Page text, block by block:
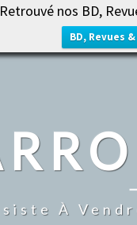
Retrouvé nos BD,
BD, Revues
À